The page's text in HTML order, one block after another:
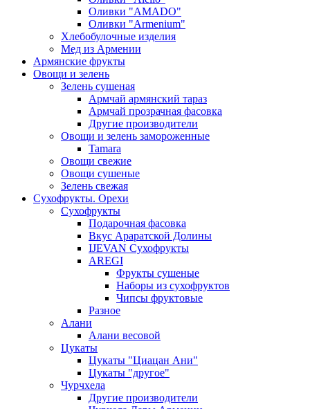
Оливки "AMADO"
Оливки "Armenium"
Хлебобулочные изделия
Мед из Армении
Армянские фрукты
Овощи и зелень
Зелень сушеная
Армчай армянский тараз
Армчай прозрачная фасовка
Другие производители
Овощи и зелень замороженные
Tamara
Овощи свежие
Овощи сушеные
Зелень свежая
Сухофрукты. Орехи
Сухофрукты
Подарочная фасовка
Вкус Араратской Долины
IJEVAN Сухофрукты
AREGI
Фрукты сушеные
Наборы из сухофруктов
Чипсы фруктовые
Разное
Алани
Алани весовой
Цукаты
Цукаты "Циацан Ани"
Цукаты "другое"
Чурчхела
Другие производители